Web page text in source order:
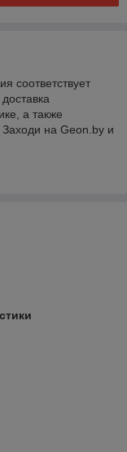
соответствует
а также
на Geon.by и